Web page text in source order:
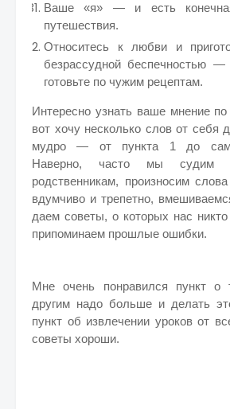
Ваше «я» — и есть
путешествия.
Относитесь к любви и
безрассудной беспечностью
готовьте по чужим рецептам.
Интересно узнать ваше мнение
вот хочу несколько слов от себя
мудро — от пункта 1 до
Наверно, часто мы
родственникам, произносим
вдумчиво и трепетно,
даем советы, о которых нас никто
припоминаем прошлые ошибки.
Мне очень понравился пункт о
другим надо больше и делать
пункт об извлечении уроков от
советы хороши.